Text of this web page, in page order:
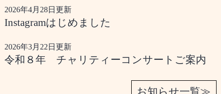
2026年4月28日更新
Instagramはじめました
2026年3月22日更新
令和８年 チャリティーコンサートご案内
お知らせ一覧